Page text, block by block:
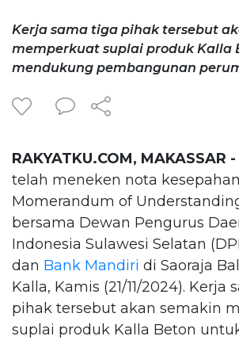
Kerja sama tiga pihak tersebut
memperkuat suplai produk Kalla
mendukung pembangunan
RAKYATKU.COM, MAKASSAR -
telah meneken nota
Momerandum of
bersama Dewan Pengurus
Indonesia Sulawesi Selatan
dan Bank Mandiri di Saoraja
Kalla, Kamis (21/11/2024). Kerja
pihak tersebut akan semakin
suplai produk Kalla Beton